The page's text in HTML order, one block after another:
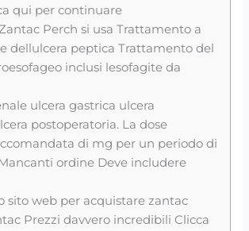
qui per continuare
Perch si usa Trattamento a
dellulcera peptica Trattamento del
inclusi lesofagite da
ulcera gastrica ulcera
postoperatoria. La dose
di mg per un periodo di
ordine Deve includere
sito web per acquistare zantac
Prezzi davvero incredibili Clicca